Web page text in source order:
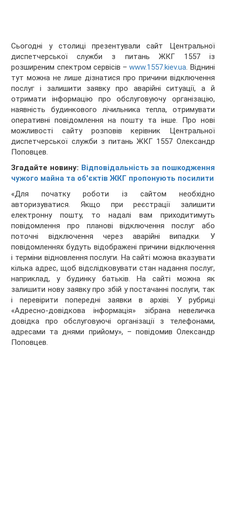
Сьогодні у столиці презентували сайт Центральної
диспетчерської служби з питань ЖКГ 1557 із
розширеним спектром сервісів –www.1557.kiev.ua. Віднині
тут можна не лише дізнатися про причини відключення
послуг і залишити заявку про аварійні ситуації, а й
отримати інформацію про обслуговуючу організацію,
наявність будинкового лічильника тепла, отримувати
оперативні повідомлення на пошту та інше. Про нові
можливості сайту розповів керівник Центральної
диспетчерської служби з питань ЖКГ 1557 Олександр
Поповцев.
Згадайте новину: Відповідальність за пошкодження
чужого майна та об'єктів ЖКГ пропонують посилити
«Для початку роботи із сайтом необхідно
авторизуватися. Якщо при реєстрації залишити
електронну пошту, то надалі вам приходитимуть
повідомлення про планові відключення послуг або
поточні відключення через аварійні випадки. У
повідомленнях будуть відображені причини відключення
і терміни відновлення послуги. На сайті можна вказувати
кілька адрес, щоб відслідковувати стан надання послуг,
наприклад, у будинку батьків. На сайті можна як
залишити нову заявку про збій у постачанні послуги, так
і перевірити попередні заявки в архіві. У рубриці
«Адресно-довідкова інформація» зібрана невеличка
довідка про обслуговуючі організації з телефонами,
адресами та днями прийому», – повідомив Олександр
Поповцев.